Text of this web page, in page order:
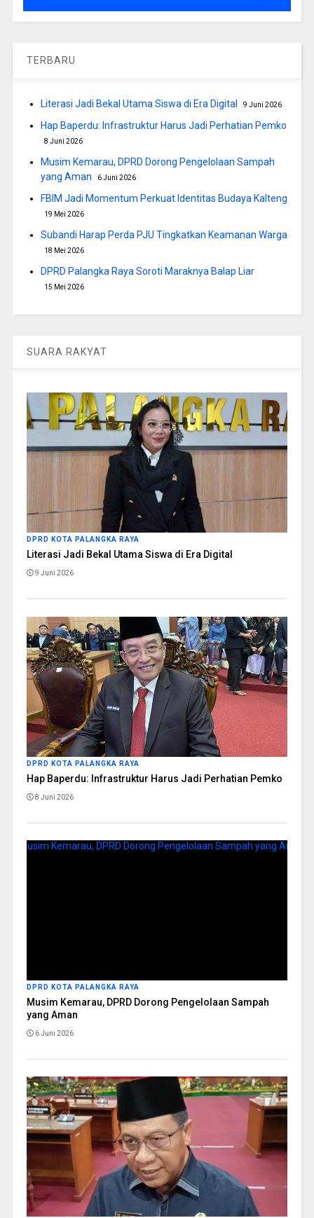
TERBARU
Literasi Jadi Bekal Utama Siswa di Era Digital 9 Juni 2026
Hap Baperdu: Infrastruktur Harus Jadi Perhatian Pemko
8 Juni 2026
Musim Kemarau, DPRD Dorong Pengelolaan Sampah
yang Aman
6 Juni 2026
FBIM Jadi Momentum Perkuat Identitas Budaya Kalteng
19 Mei 2026
Subandi Harap Perda PJU Tingkatkan Keamanan Warga
18 Mei 2026
DPRD Palangka Raya Soroti Maraknya Balap Liar
15 Mei 2026
SUARA RAKYAT
DPRD KOTA PALANGKA RAYA
Literasi Jadi Bekal Utama Siswa di Era Digital
9 Juni 2026
DPRD KOTA PALANGKA RAYA
Hap Baperdu: Infrastruktur Harus Jadi Perhatian Pemko
8 Juni 2026
DPRD KOTA PALANGKA RAYA
Musim Kemarau, DPRD Dorong Pengelolaan Sampah
yang Aman
6 Juni 2026